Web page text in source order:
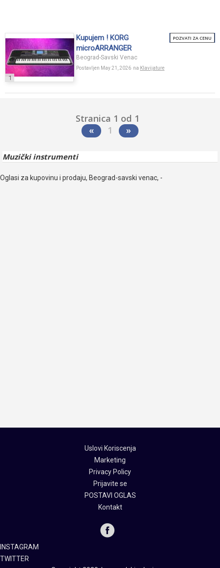
1
Kupujem ! KORG
microARRANGER
Beograd-Savski Venac
Postavljen May 21, 2026 na Klavijature
POZVATI ZA CENU
Stranica 1 od 1
«
1 »
Muzički instrumenti
Oglasi za kupovinu i prodaju, Beograd-savski venac, -
Uslovi Koriscenja
Marketing
Privacy Policy
Prijavite se
POSTAVI OGLAS
Kontakt
INSTAGRAM
TWITTER